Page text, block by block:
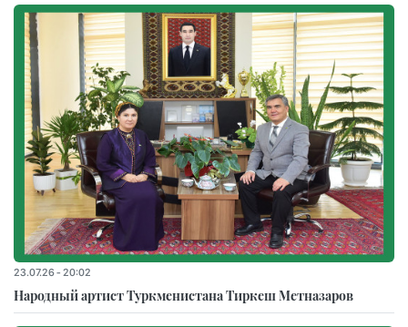
23.07.26 - 20:02
Народный артист Туркменистана Тиркеш Мeтназаров